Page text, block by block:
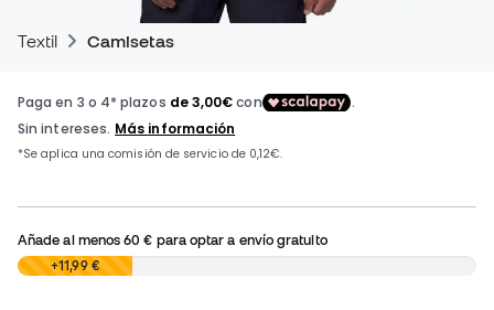
Textil Camisetas
Añade al menos60 € para optar a envío gratuito
0,00 €+11,99 €